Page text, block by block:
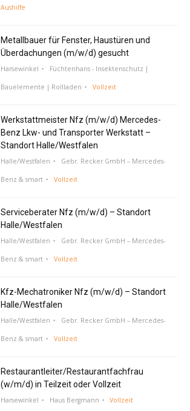
Aushilfe
Metallbauer für Fenster, Haustüren und
Überdachungen (m/w/d) gesucht
Harsewinkel Füchtenhans - Insektenschutz |
Bauelemente | Rollladen Vollzeit
Werkstattmeister Nfz (m/w/d) Mercedes-
Benz Lkw- und Transporter Werkstatt –
Standort Halle/Westfalen
Halle/Westfalen Gebr. Recker GmbH – Mercedes-
Benz & smart Vollzeit
Serviceberater Nfz (m/w/d) – Standort
Halle/Westfalen
Halle/Westfalen Gebr. Recker GmbH – Mercedes-
Benz & smart Vollzeit
Kfz-Mechatroniker Nfz (m/w/d) – Standort
Halle/Westfalen
Halle/Westfalen Gebr. Recker GmbH – Mercedes-
Benz & smart Vollzeit
Restaurantleiter/Restaurantfachfrau
(w/m/d) in Teilzeit oder Vollzeit
Harsewinkel Haus Bergmann Vollzeit